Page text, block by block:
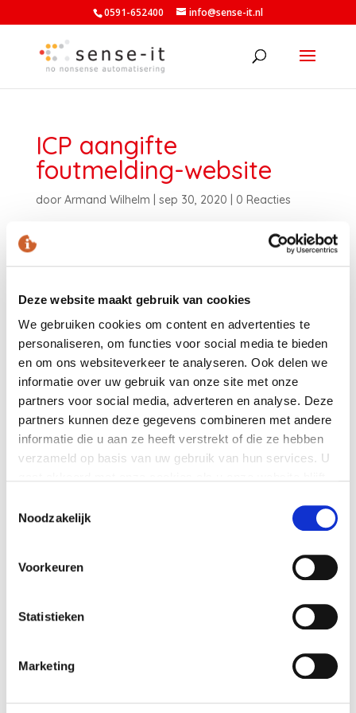
Deze website maakt gebruik van cookies
We gebruiken cookies om content en advertenties te
personaliseren, om functies voor social media te bieden
en om ons websiteverkeer te analyseren. Ook delen we
informatie over uw gebruik van onze site met onze
partners voor social media, adverteren en analyse. Deze
partners kunnen deze gegevens combineren met andere
informatie die u aan ze heeft verstrekt of die ze hebben
verzameld op basis van uw gebruik van hun services. U
Noodzakelijk
Voorkeuren
Statistieken
Marketing
0591-652400 info@sense-it.nl
ICP aangifte
foutmelding-website
door Armand Wilhelm sep 30, 2020 0 Reacties
Exact
Elektronische aangiften vanaf 1 april 2026 per
Maart 2026: Laatste volledige service pack Exact
Fijne feestdagen
Inschrijven voor de nieuwsbrief